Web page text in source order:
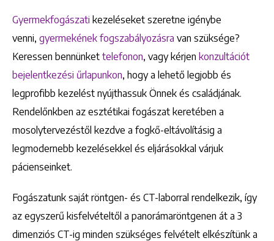
Gyermekfogászati kezeléseket szeretne igénybe
venni, gyermekének fogszabályozásra van szüksége?
Keressen bennünket telefonon, vagy kérjen konzultációt
bejelentkezési űrlapunkon, hogy a lehető legjobb és
legprofibb kezelést nyújthassuk Önnek és családjának.
Rendelőnkben az esztétikai fogászat keretében a
mosolytervezéstől kezdve a fogkő-eltávolításig a
legmodernebb kezelésekkel és eljárásokkal várjuk
pácienseinket.
Fogászatunk saját röntgen- és CT-laborral rendelkezik, így
az egyszerű kisfelvételtől a panorámaröntgenen át a 3
dimenziós CT-ig minden szükséges felvételt elkészítünk a